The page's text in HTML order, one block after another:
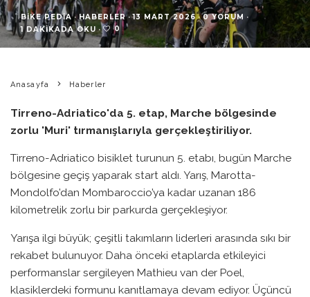
BIKE PEDIA · HABERLER · 13 MART 2026 · 0 YORUM ·
1 DAKIKADA OKU · 0
Anasayfa Haberler
Tirreno-Adriatico'da 5. etap, Marche bölgesinde
zorlu 'Muri' tırmanışlarıyla gerçekleştiriliyor.
Tirreno-Adriatico bisiklet turunun 5. etabı, bugün Marche
bölgesine geçiş yaparak start aldı. Yarış, Marotta-
Mondolfo’dan Mombaroccio’ya kadar uzanan 186
kilometrelik zorlu bir parkurda gerçekleşiyor.
Yarışa ilgi büyük; çeşitli takımların liderleri arasında sıkı bir
rekabet bulunuyor. Daha önceki etaplarda etkileyici
performanslar sergileyen Mathieu van der Poel,
klasiklerdeki formunu kanıtlamaya devam ediyor. Üçüncü